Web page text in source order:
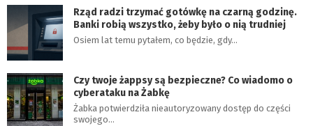
Rząd radzi trzymać gotówkę na czarną godzinę.
Banki robią wszystko, żeby było o nią trudniej
Osiem lat temu pytałem, co będzie, gdy…
Czy twoje żappsy są bezpieczne? Co wiadomo o
cyberataku na Żabkę
Żabka potwierdziła nieautoryzowany dostęp do części
swojego…